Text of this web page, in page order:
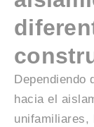
Dependiendo
hacia el
unifamiliares,